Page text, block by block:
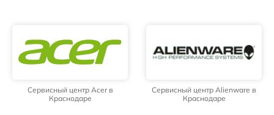
Сервисный центр Acer в
Краснодаре
Сервисный центр Alienware в
Краснодаре